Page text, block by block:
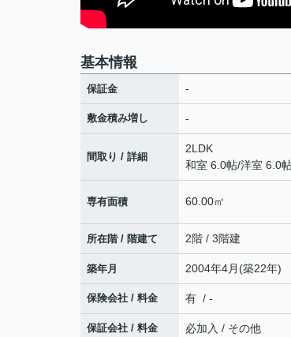
基本情報
保証金 -
敷金積み増し -
間取り / 詳細
2LDK
和室 6.0帖/洋室 6.0
専有面積 60.00㎡
所在階 / 階建て 2階 / 3階建
築年月 2004年4月(築22年)
保険会社 / 料金 有 / -
保証会社 / 料金
必加入 / その他